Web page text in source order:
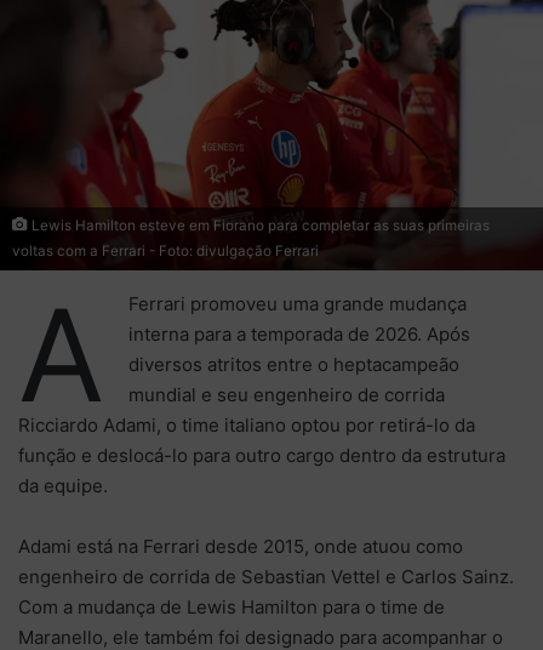
Lewis Hamilton esteve em Fiorano para completar as suas primeiras
voltas com a Ferrari - Foto: divulgação Ferrari
A
Ferrari promoveu uma grande mudança
interna para a temporada de 2026. Após
diversos atritos entre o heptacampeão
mundial e seu engenheiro de corrida
Ricciardo Adami, o time italiano optou por retirá-lo da
função e deslocá-lo para outro cargo dentro da estrutura
da equipe.
Adami está na Ferrari desde 2015, onde atuou como
engenheiro de corrida de Sebastian Vettel e Carlos Sainz.
Com a mudança de Lewis Hamilton para o time de
Maranello, ele também foi designado para acompanhar o